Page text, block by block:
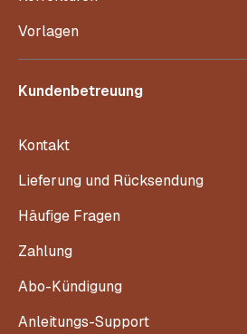
Vorlagen
Kundenbetreuung
Kontakt
Lieferung und Rücksendung
Häufige Fragen
Zahlung
Abo-Kündigung
Anleitungs-Support